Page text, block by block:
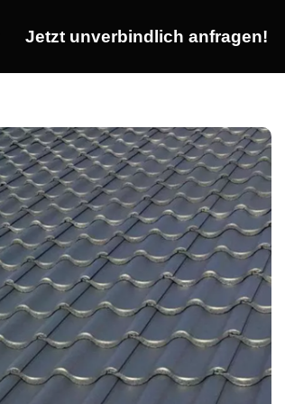
Jetzt unverbindlich anfragen!